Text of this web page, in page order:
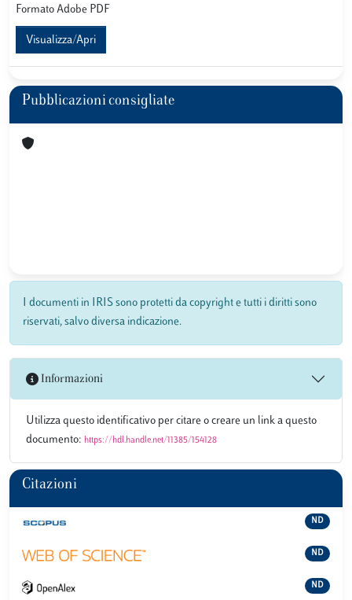
Formato Adobe PDF
Visualizza/Apri
Pubblicazioni consigliate
I documenti in IRIS sono protetti da copyright e tutti i diritti sono
riservati, salvo diversa indicazione.
Informazioni
Utilizza questo identificativo per citare o creare un link a questo
documento: https://hdl.handle.net/11385/154128
Citazioni
ND
ND
ND